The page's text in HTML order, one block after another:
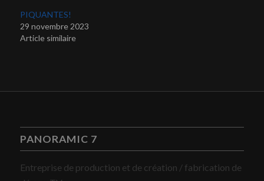
PIQUANTES!
29 novembre 2023
Article similaire
PANORAMIC 7
Entreprise de production et de création / fabrication de